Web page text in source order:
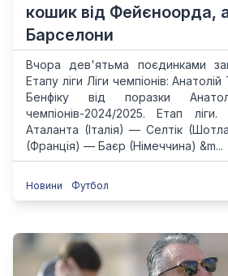
кошик від Фейєноорда, а
Барселони
Вчора дев'ятьма поєдинками
Етапу ліги Ліги чемпіонів:
Бенфіку від поразки
чемпіонів-2024/2025. Етап
Аталанта (Італія) — Селтік
(Франція) — Баєр (Німеччина) &m...
Новини Футбол